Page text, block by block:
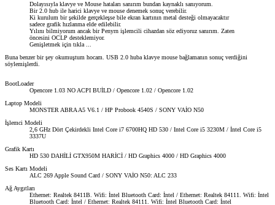
Dolayısıyla klavye ve Mouse hataları sanırım bundan kaynaklı sanıyorum.
Bir 2.0 hub ile harici klavye ve mouse denemek sonuç verebilir.
Ki kurulum bir şekilde gerçekleşse bile ekran kartının metal desteği olmayacaktır
sadece grafik hızlanma elde edilebilir.
Yılını bilmiyorum ancak bir Penyrn işlemcili cihazdan söz ediyoruz sanırım. Zaten
öncesini OCLP desteklemiyor.
Genişletmek için tıkla ...
Buna benzer bir şey okumuştum hocam. USB 2.0 huba klavye mouse bağlamanın sonuç verdiğini
söylemişlerdi.
BootLoader
Opencore 1.03 NO ACPI BUİLD / Opencore 1.02 / Opencore 1.02
Laptop Modeli
MONSTER ABRA A5 V6.1 / HP Probook 4540S / SONY VAİO N50
İşlemci Modeli
2,6 GHz Dört Çekirdekli Intel Core i7 6700HQ HD 530 / Intel Core i5 3230M / İntel Core i5
3337U
Grafik Kartı
HD 530 DAHİLİ GTX950M HARİCİ / HD Graphics 4000 / HD Graphics 4000
Ses Kartı Modeli
ALC 269 Apple Sound Card / SONY VAİO N50: ALC 233
Ağ Aygıtları
Ethernet: Realtek 8411B. Wifi: İntel Bluetooth Card: İntel / Ethernet: Realtek 84111. Wifi: İntel
Bluetooth Card: İntel / Ethernet: Realtek 84111. Wifi: İntel Bluetooth Card: İntel